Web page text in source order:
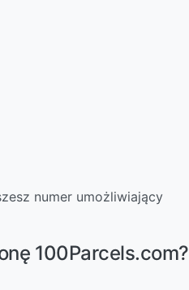
numer umożliwiający
100Parcels.com?